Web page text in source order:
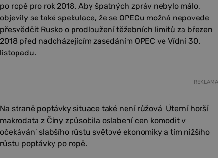
po ropě pro rok 2018. Aby špatných zpráv nebylo málo,
objevily se také spekulace, že se OPECu možná nepovede
přesvědčit Rusko o prodloužení těžebních limitů za březen
2018 před nadcházejícím zasedáním OPEC ve Vídni 30.
listopadu.
REKLAMA
Na straně poptávky situace také není růžová. Úterní horší
makrodata z Číny způsobila oslabení cen komodit v
očekávání slabšího růstu světové ekonomiky a tím nižšího
růstu poptávky po ropě.